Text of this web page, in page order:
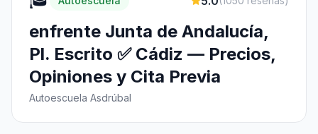
enfrente Junta de Andalucía,
Pl. Escrito ✅ Cádiz — Precios,
Opiniones y Cita Previa
Autoescuela Asdrúbal